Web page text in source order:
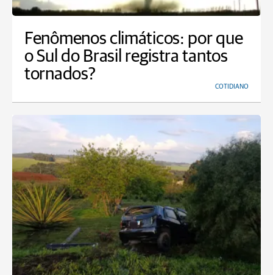
Fenômenos climáticos: por que
o Sul do Brasil registra tantos
tornados?
COTIDIANO